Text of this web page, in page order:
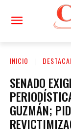
INICIO
SENADO
GUZMÁN;